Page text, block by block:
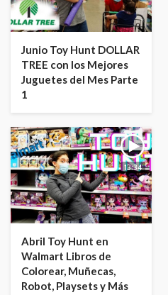
Junio Toy Hunt DOLLAR
TREE con los Mejores
Juguetes del Mes Parte
1
13:34
Abril Toy Hunt en
Walmart Libros de
Colorear, Muñecas,
Robot, Playsets y Más